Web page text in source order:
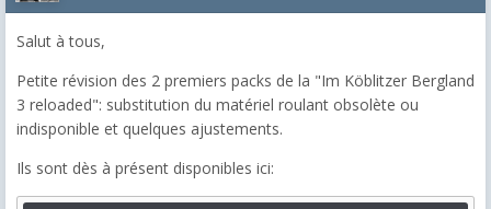
Salut à tous,
Petite révision des 2 premiers packs de la "Im Köblitzer Bergland
3 reloaded": substitution du matériel roulant obsolète ou
indisponible et quelques ajustements.
Ils sont dès à présent disponibles ici: